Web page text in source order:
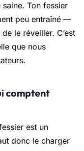
Ton fessier
peu entraîné —
le réveiller. C’est
que nous
.
comptent
est un
donc le charger